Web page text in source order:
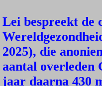
Lei bespreekt de
2025), die
aantal overleden
jaar daarna 430